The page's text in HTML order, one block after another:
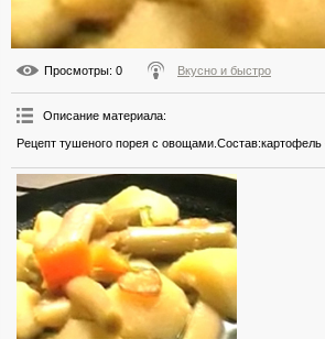
Просмотры: 0 Вкусно и быстро
Описание материала:
Рецепт тушеного порея с